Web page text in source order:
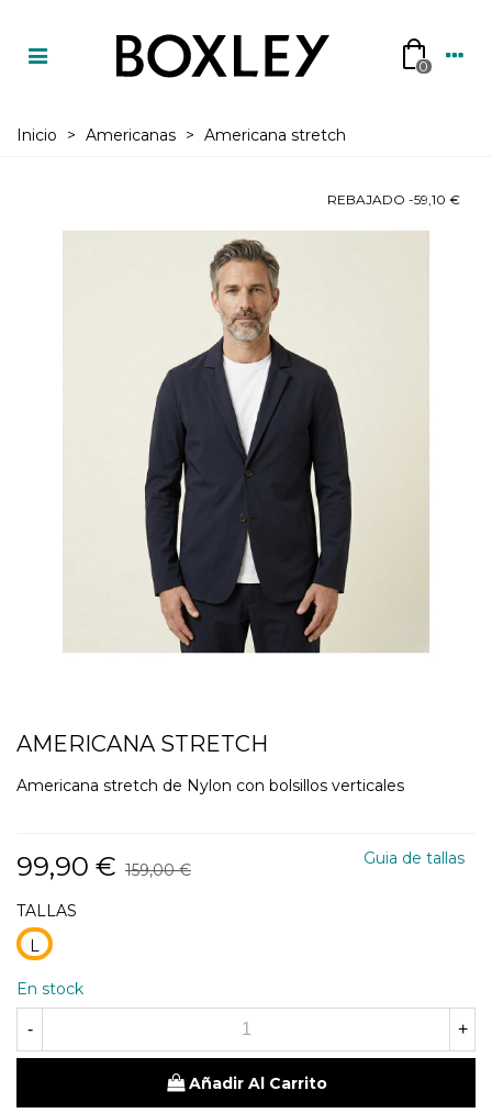
0
Inicio > Americanas > Americana stretch
REBAJADO -59,10 €
AMERICANA STRETCH
Americana stretch de Nylon con bolsillos verticales
99,90 € 159,00 €
Guia de tallas
TALLAS
L
En stock
- +
Añadir Al Carrito